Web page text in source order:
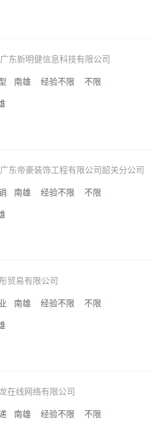
广东新明健信息科技有限公司
南雄 经验不限 不限
广东帝豪装饰工程有限公司韶关分公司
南雄 经验不限 不限
贸易有限公司
南雄 经验不限 不限
在线网络有限公司
南雄 经验不限 不限